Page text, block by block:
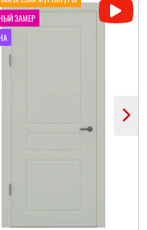
Хороші двері, але трохи
не вгадали з відтінком.